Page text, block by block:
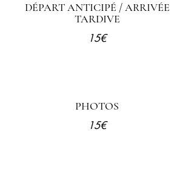
DÉPART ANTICIPÉ / ARRIVÉE
TARDIVE
15€
PHOTOS
15€